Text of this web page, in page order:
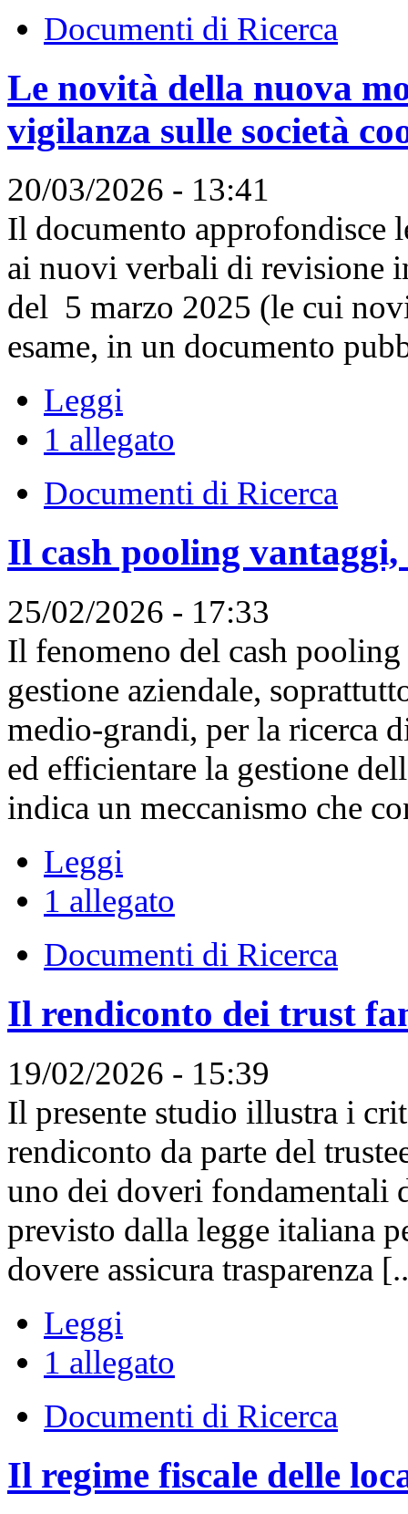
Documenti di Ricerca
Le novità della nuova
vigilanza sulle società
20/03/2026 - 13:41
Il documento approfondisce
ai nuovi verbali di revisione
del 5 marzo 2025 (le cui
esame, in un documento
Leggi
1 allegato
Documenti di Ricerca
Il cash pooling
25/02/2026 - 17:33
Il fenomeno del cash pooling
gestione aziendale,
medio-grandi, per la ricerca
ed efficientare la gestione
indica un meccanismo che
Leggi
1 allegato
Documenti di Ricerca
Il rendiconto dei trust
19/02/2026 - 15:39
Il presente studio illustra i
rendiconto da parte del
uno dei doveri fondamentali
previsto dalla legge italiana
dovere assicura trasparenza
Leggi
1 allegato
Documenti di Ricerca
Il regime fiscale delle